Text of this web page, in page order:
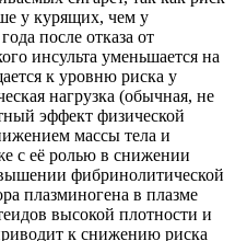
у курящих, чем у
после отказа от
инсульта уменьшается на
к уровню риска у
нагрузка (обычная, не
эффект физической
массы тела и
с её ролью в снижении
фибринолитической
плазминогена в плазме
высокой плотности и
к снижению риска